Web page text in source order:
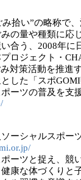
拾い”の略称で
の量や種類に応
合う、2008年に
ロジェクト・
対策活動を推進
した「スポ
ーツの普及を支
ーシャルスポー
ーツと捉え、競
康な体づくりと